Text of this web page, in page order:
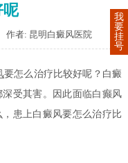
呢
作者: 昆明白癜风医院
要怎么治疗比较好呢？白癜
受其害。因此面临白癫风
患上白癜风要怎么治疗比
我
要
挂
号